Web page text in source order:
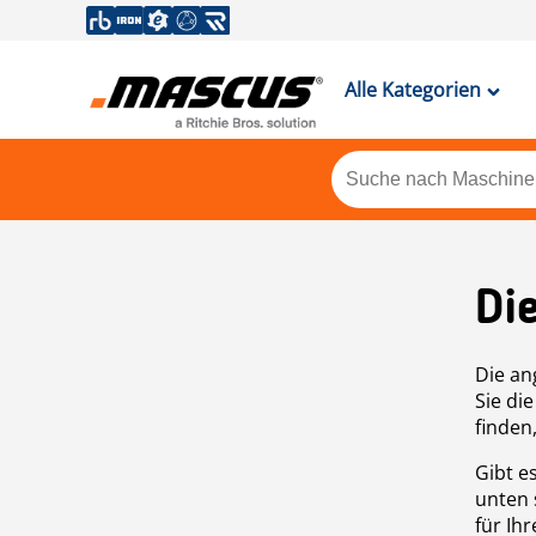
Alle Kategorien
Die
Sie
Gibt
unten
für